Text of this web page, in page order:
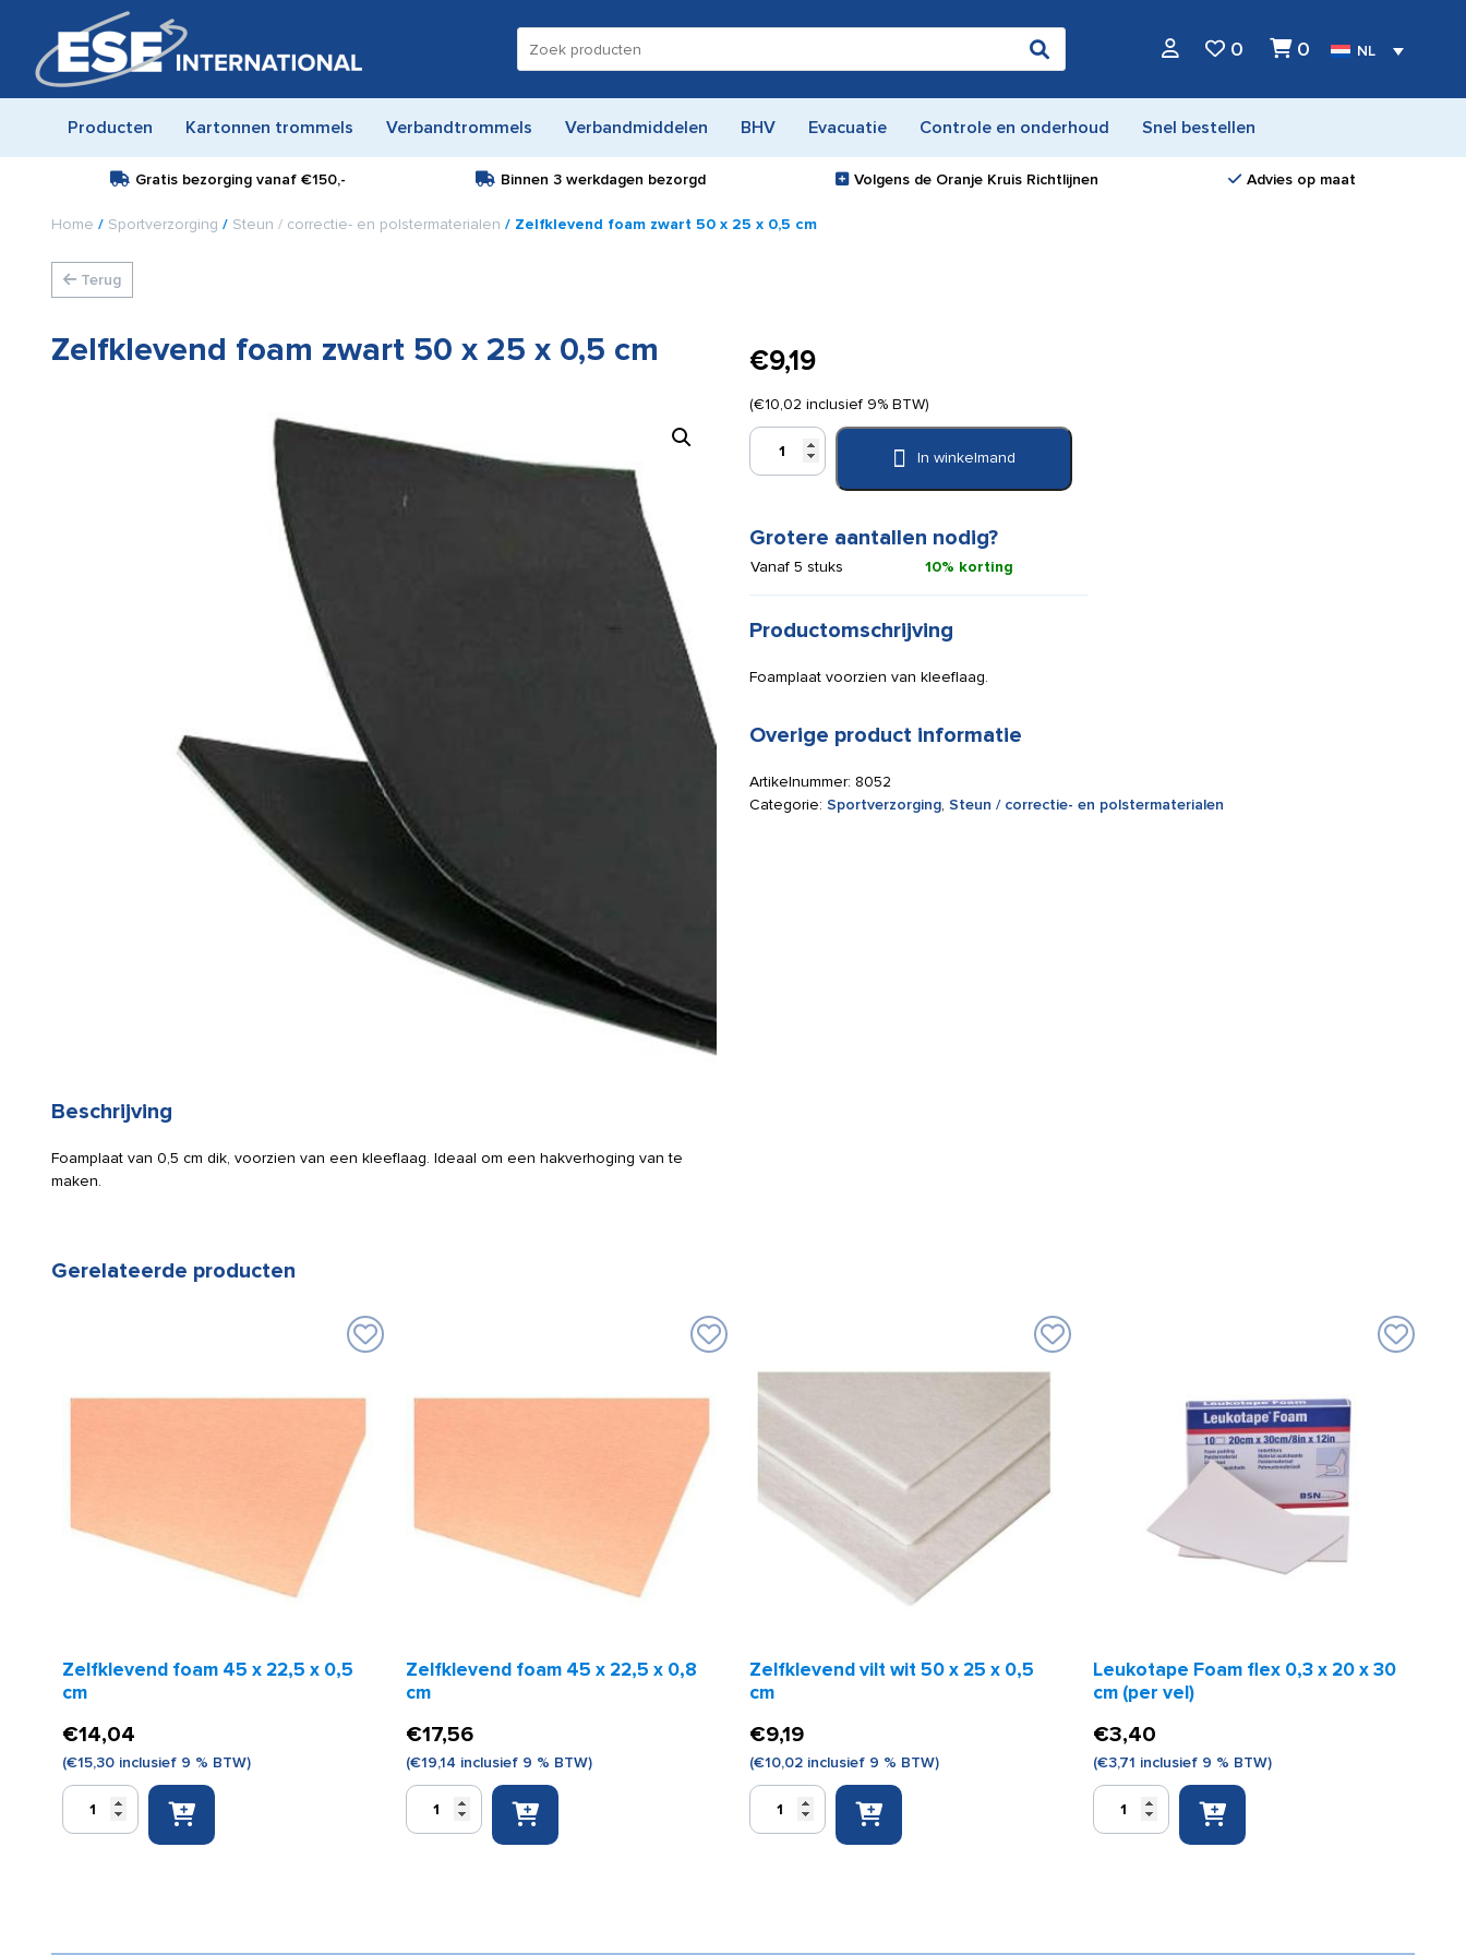
naar:
0 0 NL
Producten Kartonnen trommels Verbandtrommels Verbandmiddelen BHV Evacuatie Controle en onderhoud Snel bestellen
Gratis bezorging vanaf€150,- Binnen 3 werkdagen bezorgd Volgens de Oranje Kruis Richtlijnen Advies op maat
Home / Sportverzorging / Steun / correctie- en polstermaterialen / Zelfklevend foam zwart 50 x 25 x 0,5 cm
Terug
Zelfklevend foam zwart 50 x 25 x 0,5 cm
Beschrijving
Foamplaat van 0,5 cm dik, voorzien van een kleeflaag. Ideaal om een hakverhoging van te
maken.
€9,19
(€10,02 inclusief 9% BTW)
Zelfklevend
foam
x
x
0,5
cm
aantal
In winkelmand
Grotere aantallen nodig?
Vanaf 5 stuks 10% korting
Productomschrijving
Foamplaat voorzien van kleeflaag.
Overige product informatie
Artikelnummer: 8052
Categorie: Sportverzorging, Steun / correctie- en polstermaterialen
Gerelateerde producten
Zelfklevend foam 45 x 22,5 x 0,5
cm
€14,04
(€15,30 inclusief 9 % BTW)
Zelfklevend
foam
Zelfklevend foam 45 x 22,5 x 0,8
cm
€17,56
(€19,14 inclusief 9 % BTW)
Zelfklevend
foam
Zelfklevend vilt wit 50 x 25 x 0,5
cm
€9,19
(€10,02 inclusief 9 % BTW)
Zelfklevend
Leukotape Foam flex 0,3 x 20 x 30
cm (per vel)
€3,40
(€3,71 inclusief 9 % BTW)
Leukotape
Foam